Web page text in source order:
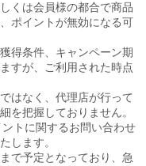
くは会員様の都合で商品
ポイントが無効になる可
得条件、キャンペーン期
すが、ご利用された時点
はなく、代理店が行って
を把握しておりません。
トに関するお問い合わせ
します。
で予定となっており、急